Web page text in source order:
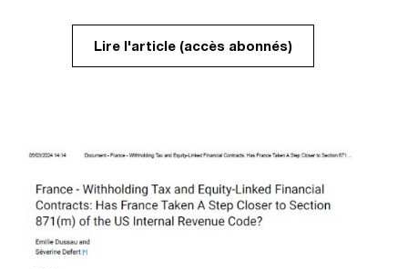
Lire l'article (accès abonnés)